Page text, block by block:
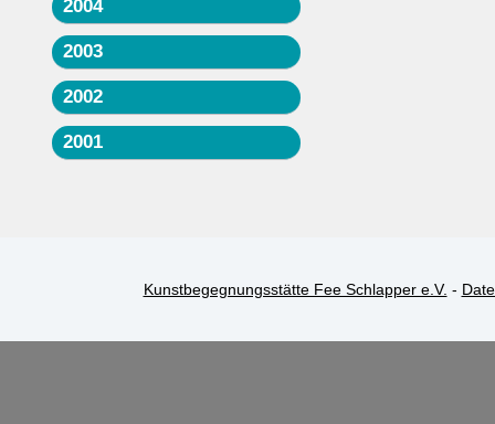
2004
2003
2002
2001
Kunstbegegnungsstätte Fee Schlapper e.V. -